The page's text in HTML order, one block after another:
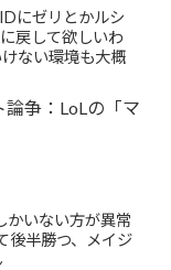
にゼリとかルシ
戻して欲しいわ
ない環境も大概
争：LoLの「マ
かいない方が異常
後半勝つ、メイジ